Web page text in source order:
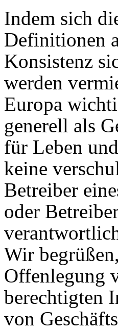
Indem sich
Definitionen
Konsistenz
werden
Europa
generell als
für Leben
keine
Betreiber
oder
Wir
Offenlegung
berechtigten
von